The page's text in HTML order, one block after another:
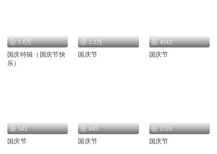
1.6万
国庆特辑（国庆节快
乐）
2.1万
国庆节
4542
国庆节
543
国庆节
465
国庆节
1726
国庆节